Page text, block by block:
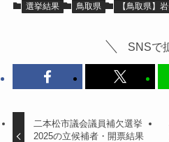
選挙結果 鳥取県 【鳥取県】
SNSで
二本松市議会議員補欠選挙
2025の立候補者・開票結果